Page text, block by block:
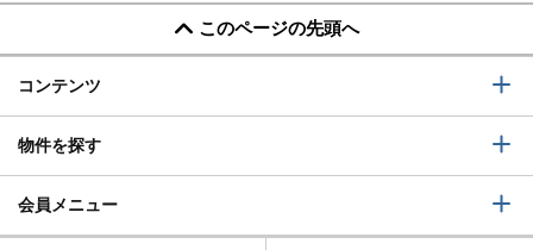
このページの先頭へ
コンテンツ
物件を探す
会員メニュー